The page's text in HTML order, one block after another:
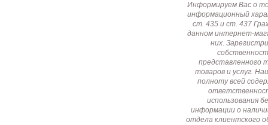
Информируем Вас о
информационный
ст. 435 и ст. 437
данном интернет-
них.
представленного
товаров и услуг.
полноту всей
использования
информации о
отдела клиентского